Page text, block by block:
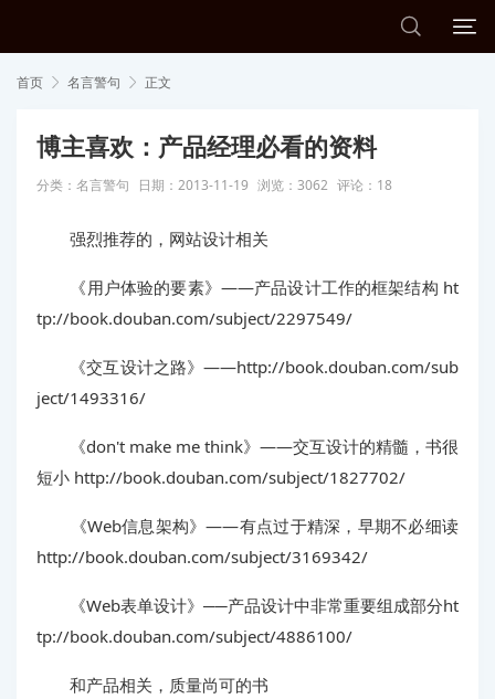


首页  名言警句  正文
博主喜欢：产品经理必看的资料
分类： 名言警句 日期：2013-11-19 浏览：3062 评论：18
强烈推荐的，网站设计相关
《用户体验的要素》——产品设计工作的框架结构 ht
tp://book.douban.com/subject/2297549/
《交互设计之路》——http://book.douban.com/sub
ject/1493316/
《don't make me think》——交互设计的精髓，书很
短小 http://book.douban.com/subject/1827702/
《Web信息架构》——有点过于精深，早期不必细读
http://book.douban.com/subject/3169342/
《Web表单设计》──产品设计中非常重要组成部分ht
tp://book.douban.com/subject/4886100/
和产品相关，质量尚可的书